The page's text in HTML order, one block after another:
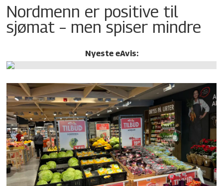
Nordmenn er positive til
sjømat – men spiser mindre
Nyeste eAvis: